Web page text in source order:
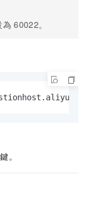
為 60022。
。